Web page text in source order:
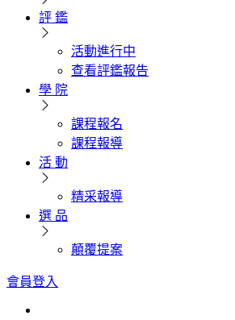
評 鑑
活動進行中
查看評鑑報告
學 院
課程報名
課程報導
活 動
精采報導
選 品
顛覆提案
會員登入